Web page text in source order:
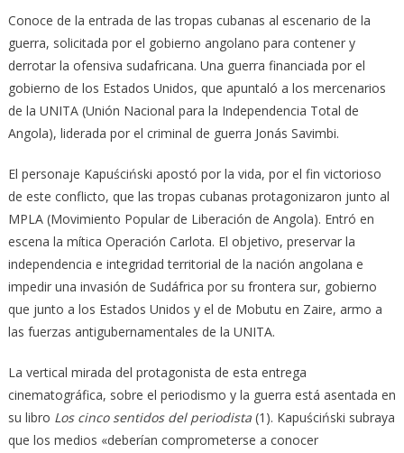
Conoce de la entrada de las tropas cubanas al escenario de la
guerra, solicitada por el gobierno angolano para contener y
derrotar la ofensiva sudafricana. Una guerra financiada por el
gobierno de los Estados Unidos, que apuntaló a los mercenarios
de la UNITA (Unión Nacional para la Independencia Total de
Angola), liderada por el criminal de guerra Jonás Savimbi.
El personaje Kapuściński apostó por la vida, por el fin victorioso
de este conflicto, que las tropas cubanas protagonizaron junto al
MPLA (Movimiento Popular de Liberación de Angola). Entró en
escena la mítica Operación Carlota. El objetivo, preservar la
independencia e integridad territorial de la nación angolana e
impedir una invasión de Sudáfrica por su frontera sur, gobierno
que junto a los Estados Unidos y el de Mobutu en Zaire, armo a
las fuerzas antigubernamentales de la UNITA.
La vertical mirada del protagonista de esta entrega
cinematográfica, sobre el periodismo y la guerra está asentada en
su libro Los cinco sentidos del periodista (1). Kapuściński subraya
que los medios «deberían comprometerse a conocer